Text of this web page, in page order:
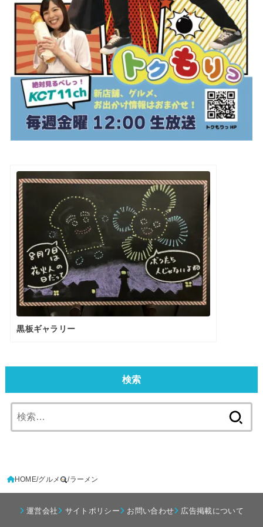
黒板ギャラリー
検索
索:
HOME グルメ ラーメン
運営会社 サイトポリシー お問い合わせ 広告掲載について